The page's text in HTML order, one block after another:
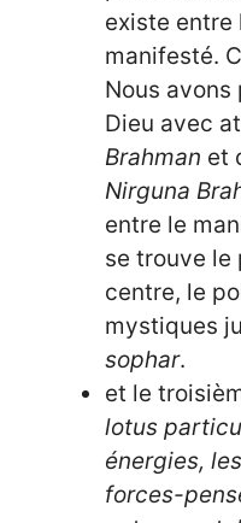
existe entre
manifesté.
Nous avons
Dieu avec
Brahman et
Nirguna
entre le
se trouve
centre, le
mystiques
sophar.
et le
lotus
énergies,
forces-